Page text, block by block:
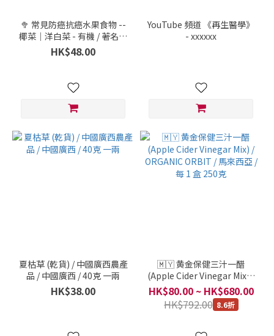
🥦 常見防癌抗癌水果食物 --
椰菜｜洋白菜 - 有機 / 著名中
醫謝國材教授治癌心得--防
癌抗癌食物 / 1份
HK$48.00
YouTube 頻道 《再生醫學》
- xxxxxx
夏枯草 (乾貨) / 中國廣西農產
品 / 中國廣西 / 40克 一兩
HK$38.00
🇲🇾 黄金保健三汁一醋
(Apple Cider Vinegar Mix) /
ORGANIC ORBIT / 馬來西亞
/ 每 1 盒 250克
HK$80.00 ~ HK$680.00
HK$792.00 8.6折